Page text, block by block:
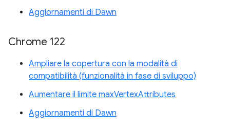
Aggiornamenti di Dawn
Chrome 122
Ampliare la copertura con la modalità di
compatibilità (funzionalità in fase di sviluppo)
Aumentare il limite maxVertexAttributes
Aggiornamenti di Dawn